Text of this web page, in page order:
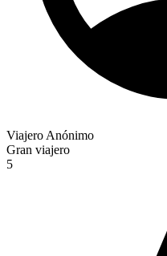
Viajero Anónimo
Gran viajero
5